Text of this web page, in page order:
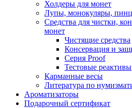
Холдеры для монет
Лупы, монокуляры,
Средства для чистки,
монет
Чистящие средства
Консервация и
Серия Proof
Тестовые реактивы
Карманные весы
Литература по
Ароматизаторы
Подарочный сертификат